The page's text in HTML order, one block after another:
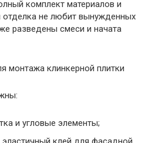
комплект материалов и
отделка не любит вынужденных
разведены смеси и начата
и угловые элементы;